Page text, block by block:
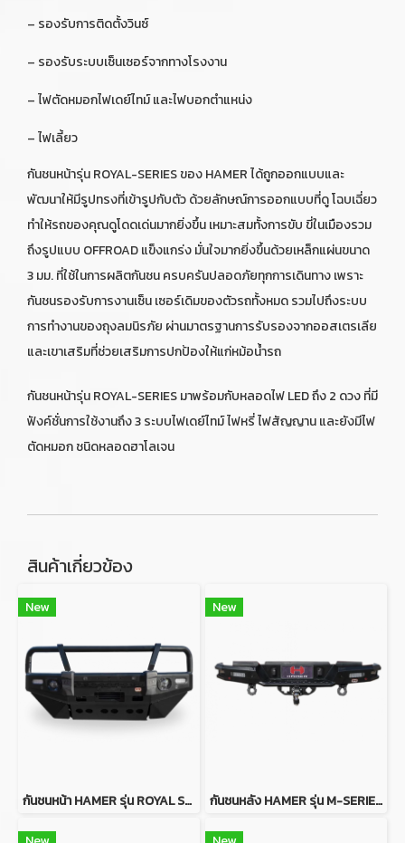
– รองรับการติดตั้งวินซ์
– รองรับระบบเซ็นเซอร์จากทางโรงงาน
– ไฟตัดหมอกไฟเดย์ไทม์ และไฟบอกตำแหน่ง
– ไฟเลี้ยว
กันชนหน้ารุ่น ROYAL-SERIES ของ HAMER ได้ถูกออกแบบและ
พัฒนาให้มีรูปทรงที่เข้ารูปกับตัว ด้วยลักษณ์การออกแบบที่ดู โฉบเฉี่ยว
ทำให้รถของคุณดูโดดเด่นมากยิ่งขึ้น เหมาะสมทั้งการขับ ขี่ในเมืองรวม
ถึงรูปแบบ OFFROAD แข็งแกร่ง มั่นใจมากยิ่งขึ้นด้วยเหล็กแผ่นขนาด
3 มม. ที่ใช้ในการผลิตกันชน ครบครันปลอดภัยทุกการเดินทาง เพราะ
กันชนรองรับการงานเซ็น เซอร์เดิมของตัวรถทั้งหมด รวมไปถึงระบบ
การทำงานของถุงลมนิรภัย ผ่านมาตรฐานการรับรองจากออสเตรเลีย
และเขาเสริมที่ช่วยเสริมการปกป้องให้แก่หม้อน้ำรถ
กันชนหน้ารุ่น ROYAL-SERIES มาพร้อมกับหลอดไฟ LED ถึง 2 ดวง ที่มี
ฟังค์ชั่นการใช้งานถึง 3 ระบบไฟเดย์ไทม์ ไฟหรี่ ไฟสัญญาน และยังมีไฟ
ตัดหมอก ชนิดหลอดฮาโลเจน
สินค้าเกี่ยวข้อง
New
กันชนหน้า HAMER รุ่น ROYAL SERIES BULL BAR FOR MITSUBISHI TRITON MR
New
กันชนหลัง HAMER รุ่น M-SERIES REAR BUMPER FOR MAZDA BT50 2012-2019